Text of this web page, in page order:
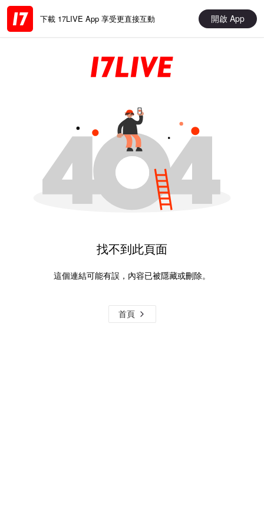
下載 17LIVE App 享受更直接互動 開啟 App
找不到此頁面
這個連結可能有誤，內容已被隱藏或刪除。
首頁